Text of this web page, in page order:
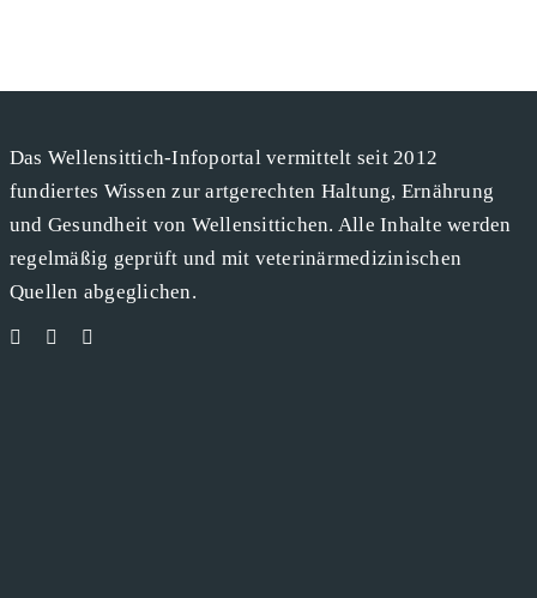
Das Wellensittich-Infoportal vermittelt seit 2012
fundiertes Wissen zur artgerechten Haltung, Ernährung
und Gesundheit von Wellensittichen. Alle Inhalte werden
regelmäßig geprüft und mit veterinärmedizinischen
Quellen abgeglichen.